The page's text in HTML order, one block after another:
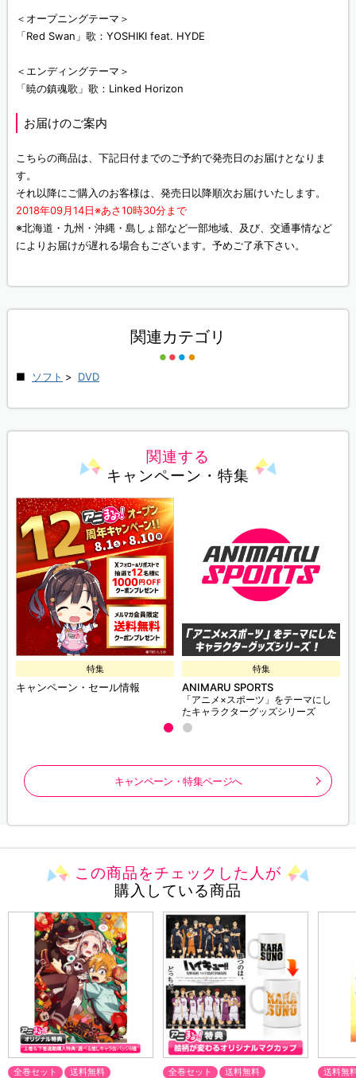
＜オープニングテーマ＞
「Red Swan」歌：YOSHIKI feat. HYDE
＜エンディングテーマ＞
「暁の鎮魂歌」歌：Linked Horizon
お届けのご案内
こちらの商品は、下記日付までのご予約で発売日のお届けとなりま
す。
それ以降にご購入のお客様は、発売日以降順次お届けいたします。
2018年09月14日※あさ10時30分まで
※北海道・九州・沖縄・島しょ部など一部地域、及び、交通事情など
によりお届けが遅れる場合もございます。予めご了承下さい。
関連カテゴリ
ソフト > DVD
関連する
キャンペーン・特集
特集
キャンペーン・セール情報
特集
ANIMARU SPORTS
「アニメ×スポーツ」をテーマにし
たキャラクターグッズシリーズ
キャンペーン・特集ページへ
この商品をチェックした人が
購入している商品
全巻セット 送料無料 全巻セット 送料無料 送料無